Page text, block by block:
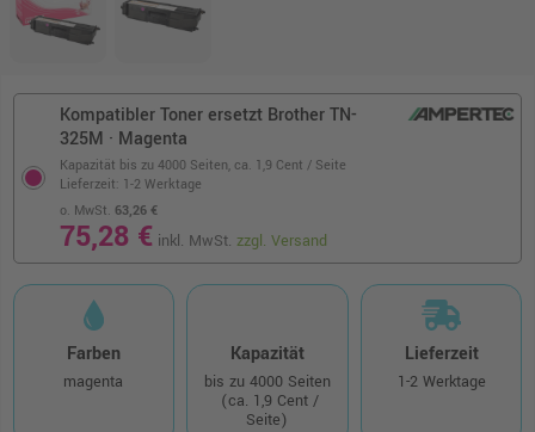
Kompatibler Toner ersetzt Brother TN-
325M · Magenta
Kapazität bis zu 4000 Seiten, ca. 1,9 Cent / Seite
o. MwSt. 63,26 €
75,28 € inkl. MwSt.zzgl. Versand
Lieferzeit: 1-2 Werktage
Farben
magenta
Kapazität
bis zu 4000 Seiten
(ca. 1,9 Cent /
Seite)
Lieferzeit
1-2 Werktage